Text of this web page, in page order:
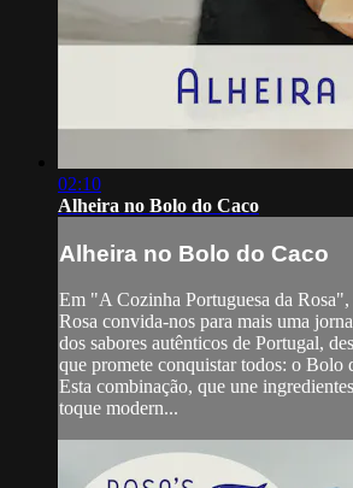
02:10
Alheira no Bolo do Caco
Alheira no Bolo do Caco
Em "A Cozinha Portuguesa da
Rosa convida-nos para mais uma
dos sabores autênticos de Portugal,
que promete conquistar todos: o Bolo
Esta combinação, que une
toque modern...